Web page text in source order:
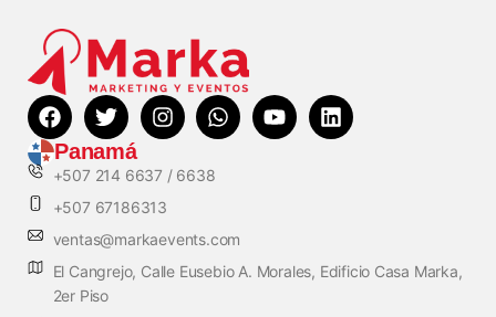
Panamá
+507 214 6637 / 6638
+507 67186313
ventas@markaevents.com
El Cangrejo, Calle Eusebio A. Morales, Edificio Casa Marka,
2er Piso